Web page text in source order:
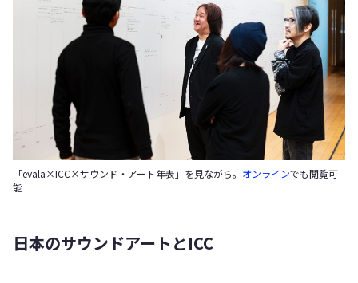
「evala×ICC×サウンド・アート年表」を見ながら。 オンラインでも閲覧可
能
日本のサウンドアートとICC